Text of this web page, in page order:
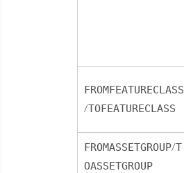
FROMFEATURECLASS
/TOFEATURECLASS
FROMASSETGROUP/T
OASSETGROUP